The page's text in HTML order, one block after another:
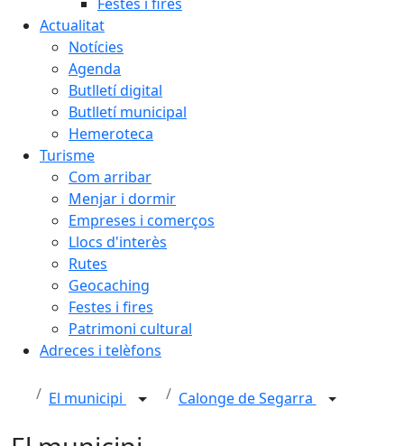
Actualitat
Notícies
Agenda
Butlletí digital
Butlletí municipal
Hemeroteca
Turisme
Com arribar
Menjar i dormir
Empreses i comerços
Llocs d'interès
Rutes
Geocaching
Festes i fires
Patrimoni cultural
Adreces i telèfons
El municipi Calonge de Segarra